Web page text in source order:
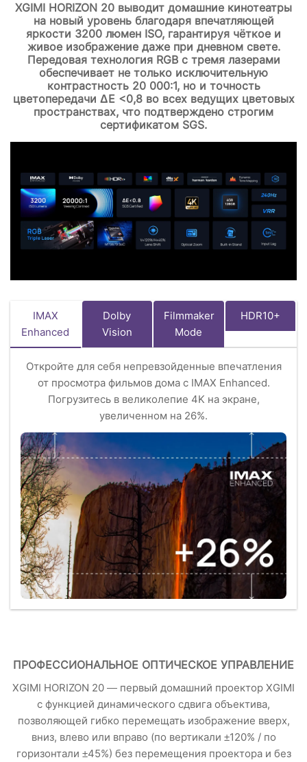
XGIMI HORIZON 20 выводит домашние кинотеатры
на новый уровень благодаря впечатляющей
яркости 3200 люмен ISO, гарантируя чёткое и
живое изображение даже при дневном свете.
Передовая технология RGB с тремя лазерами
обеспечивает не только исключительную
контрастность 20 000:1, но и точность
цветопередачи ΔE <0,8 во всех ведущих цветовых
пространствах, что подтверждено строгим
сертификатом SGS.
IMAX
Enhanced
Dolby
Vision
Filmmaker
Mode
HDR10+
Откройте для себя непревзойденные впечатления
от просмотра фильмов дома с IMAX Enhanced.
Погрузитесь в великолепие 4K на экране,
увеличенном на 26%.
ПРОФЕССИОНАЛЬНОЕ ОПТИЧЕСКОЕ УПРАВЛЕНИЕ
XGIMI HORIZON 20 — первый домашний проектор XGIMI
с функцией динамического сдвига объектива,
позволяющей гибко перемещать изображение вверх,
вниз, влево или вправо (по вертикали ±120% / по
горизонтали ±45%) без перемещения проектора и без